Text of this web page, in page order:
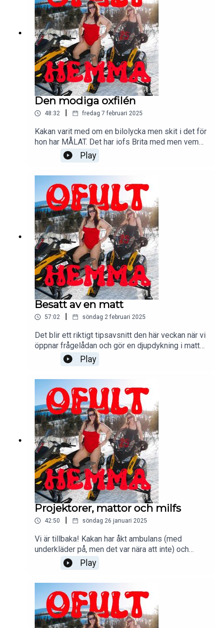
Den modiga oxfilén
48:32 fredag 7 februari 2025
Kakan varit med om en bilolycka men skit i det för
hon har MÅLAT. Det har iofs Brita med men vem
bryr sig. Men hon har även kräkts väldigt classy
och diskret och under sjukfrånvaron utbildat sig i
amerikansk inredning.
Play
Besatt av en matt
57:02 söndag 2 februari 2025
Det blir ett riktigt tipsavsnitt den här veckan när vi
öppnar frågelådan och gör en djupdykning i mattor
och vår kärlek till trasmattor, konstnärer &
skulptörer, hur man blir av med kaos hemma (fel
personer att fråga) och hur man kan göra ett hus
utan själ mysigt.
Play
Projektorer, mattor och milfs
42:50 söndag 26 januari 2025
Vi är tillbaka! Kakan har åkt ambulans (med
underkläder på, men det var nära att inte) och
funderar på vad som är på rätt sida av milf men vi
leder ändå in samtalet på torn och mattor som
GÖR ett rum, även ett franskt som det regnar in i.
Och vem behöver någonsin lyssna på killar när vi
även kommer berätta för er om vilken projektor
samt soundsystem ni ska köpa, även om vi
killgissar ang antal lumen.
Play